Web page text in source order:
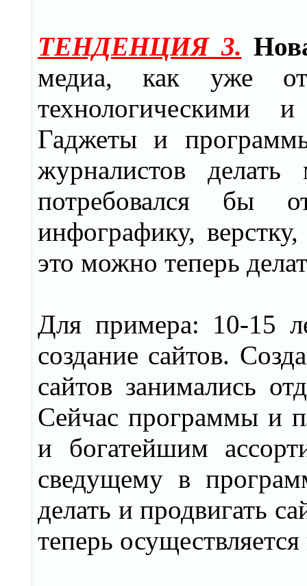
ТЕНДЕНЦИЯ 3.
медиа, как уже
технологическими и
Гаджеты и
журналистов
потребовался бы
инфографику,
это можно теперь
Для примера: 10-15
создание сайтов.
сайтов занимались
Сейчас программы и
и богатейшим
сведущему в
делать и продвигать
теперь